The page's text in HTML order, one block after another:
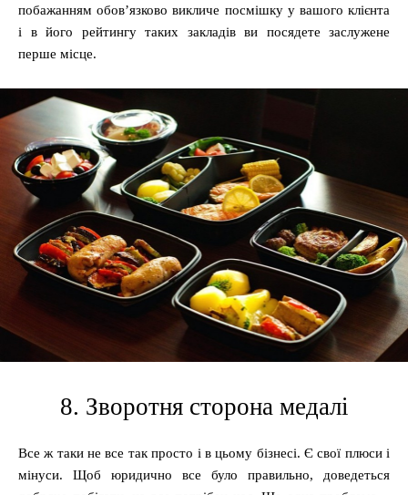
побажанням обов’язково викличе посмішку у вашого клієнта
і в його рейтингу таких закладів ви посядете заслужене
перше місце.
8. Зворотня сторона медалі
Все ж таки не все так просто і в цьому бізнесі. Є свої плюси і
мінуси. Щоб юридично все було правильно, доведеться